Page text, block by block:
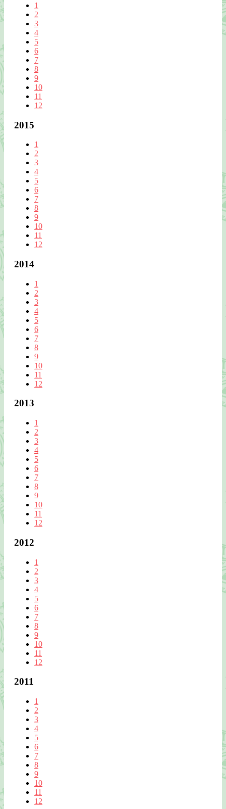
1
2
3
4
5
6
7
8
9
10
11
12
2015
1
2
3
4
5
6
7
8
9
10
11
12
2014
1
2
3
4
5
6
7
8
9
10
11
12
2013
1
2
3
4
5
6
7
8
9
10
11
12
2012
1
2
3
4
5
6
7
8
9
10
11
12
2011
1
2
3
4
5
6
7
8
9
10
11
12